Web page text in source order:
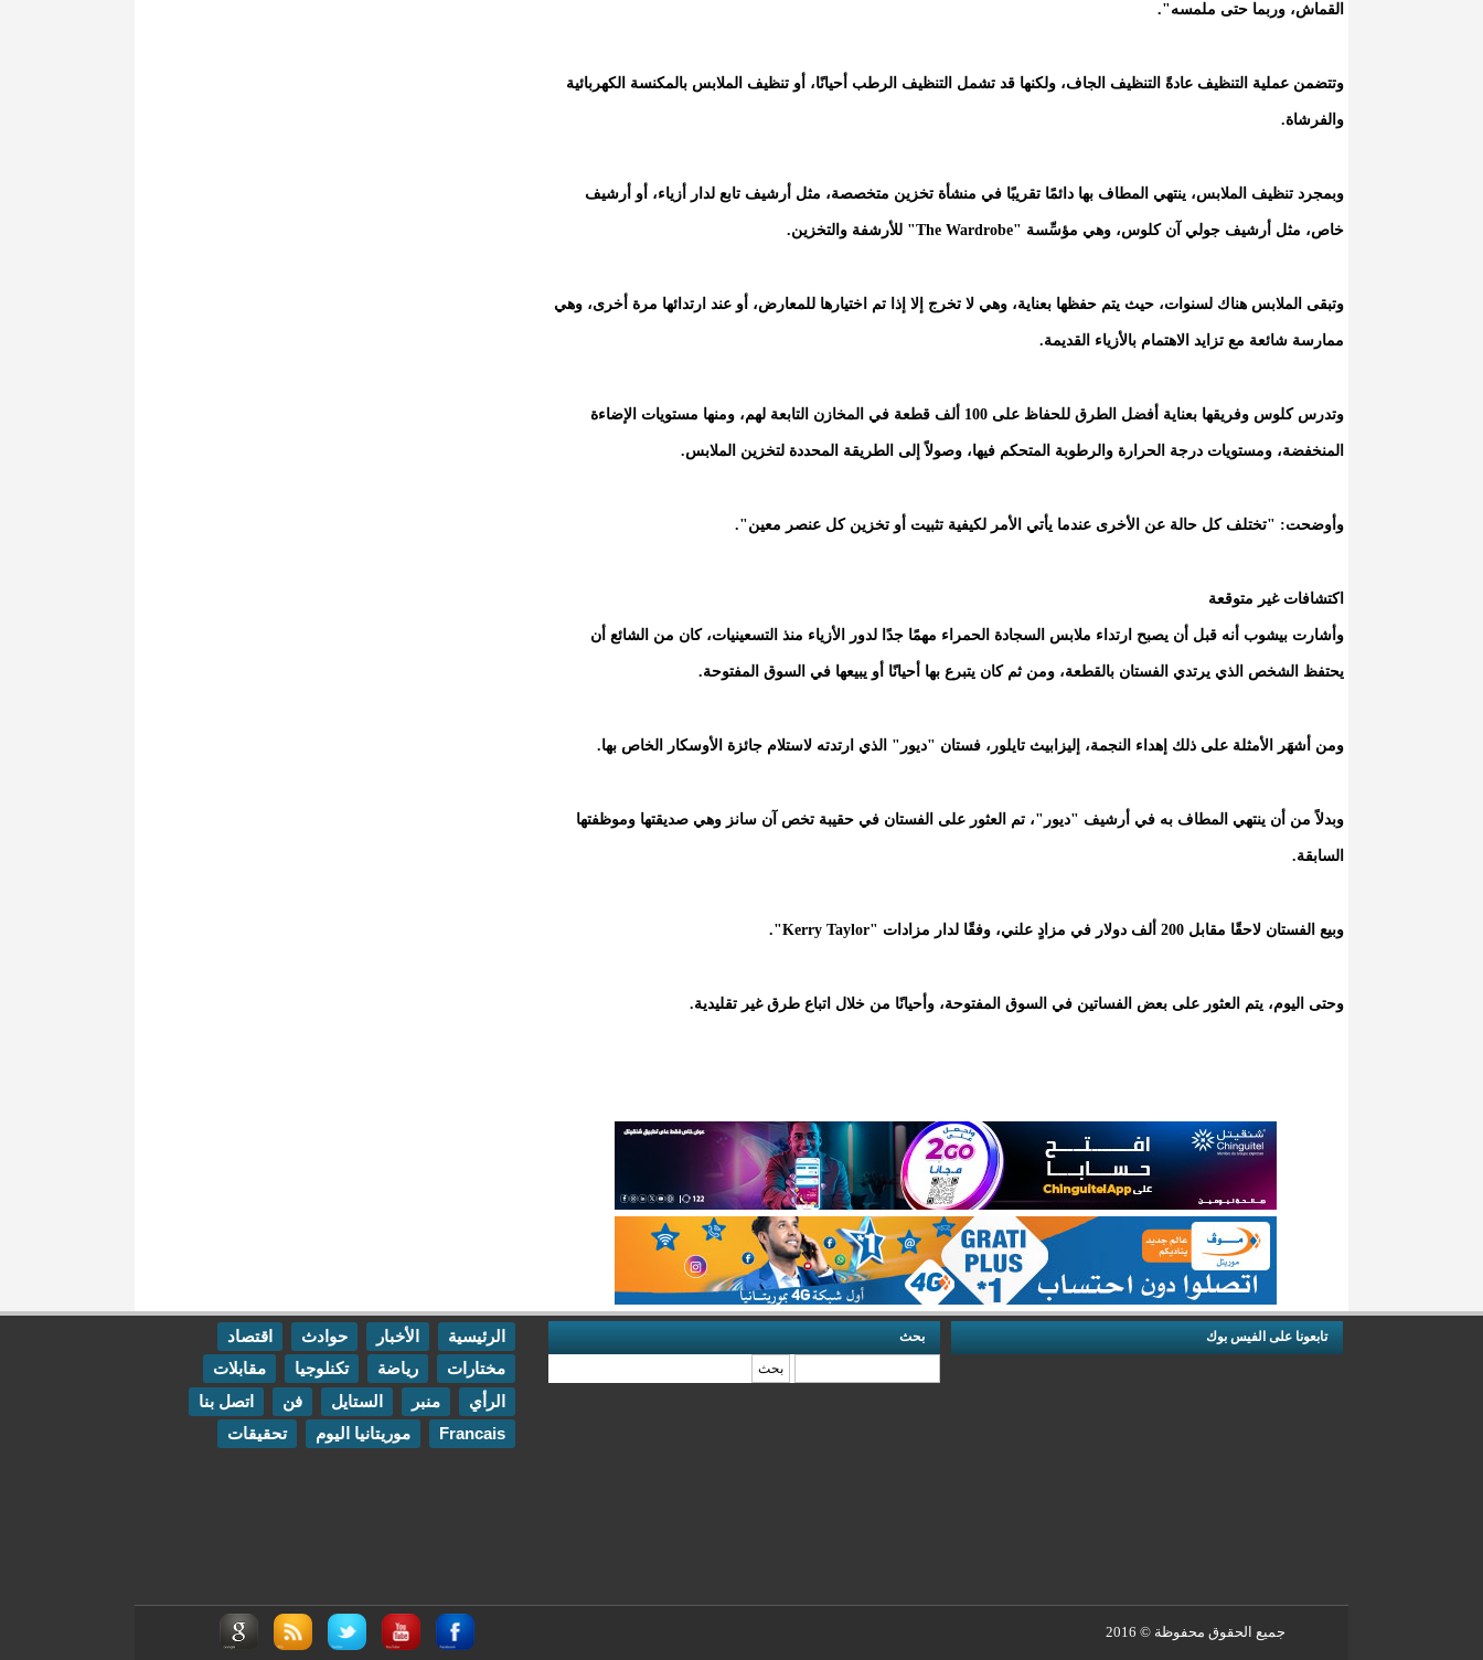
القماش، وربما حتى ملمسه".
وتتضمن عملية التنظيف عادةً التنظيف الجاف، ولكنها قد تشمل التنظيف الرطب أحيانًا، أو تنظيف الملابس بالمكنسة الكهربائية
والفرشاة.
وبمجرد تنظيف الملابس، ينتهي المطاف بها دائمًا تقريبًا في منشأة تخزين متخصصة، مثل أرشيف تابع لدار أزياء، أو أرشيف
خاص، مثل أرشيف جولي آن كلوس، وهي مؤسِّسة "The Wardrobe" للأرشفة والتخزين.
وتبقى الملابس هناك لسنوات، حيث يتم حفظها بعناية، وهي لا تخرج إلا إذا تم اختيارها للمعارض، أو عند ارتدائها مرة أخرى، وهي
ممارسة شائعة مع تزايد الاهتمام بالأزياء القديمة.
وتدرس كلوس وفريقها بعناية أفضل الطرق للحفاظ على 100 ألف قطعة في المخازن التابعة لهم، ومنها مستويات الإضاءة
المنخفضة، ومستويات درجة الحرارة والرطوبة المتحكم فيها، وصولاً إلى الطريقة المحددة لتخزين الملابس.
وأوضحت: "تختلف كل حالة عن الأخرى عندما يأتي الأمر لكيفية تثبيت أو تخزين كل عنصر معين".
اكتشافات غير متوقعة
وأشارت بيشوب أنه قبل أن يصبح ارتداء ملابس السجادة الحمراء مهمًا جدًا لدور الأزياء منذ التسعينيات، كان من الشائع أن
يحتفظ الشخص الذي يرتدي الفستان بالقطعة، ومن ثم كان يتبرع بها أحيانًا أو يبيعها في السوق المفتوحة.
ومن أشهَر الأمثلة على ذلك إهداء النجمة، إليزابيث تايلور، فستان "ديور" الذي ارتدته لاستلام جائزة الأوسكار الخاص بها.
وبدلاً من أن ينتهي المطاف به في أرشيف "ديور"، تم العثور على الفستان في حقيبة تخص آن سانز وهي صديقتها وموظفتها
السابقة.
وبيع الفستان لاحقًا مقابل 200 ألف دولار في مزادٍ علني، وفقًا لدار مزادات "Kerry Taylor".
وحتى اليوم، يتم العثور على بعض الفساتين في السوق المفتوحة، وأحيانًا من خلال اتباع طرق غير تقليدية.
تابعونا على الفيس بوك بحث الرئيسية الأخبار حوادث
اقتصاد
مختارات
رياضة تكنلوجيا
مقابلات
الرأي
منبر الستايل فن
اتصل بنا
Francais
موريتانيا اليوم تحقيقات
جميع الحقوق محفوظة © 2016